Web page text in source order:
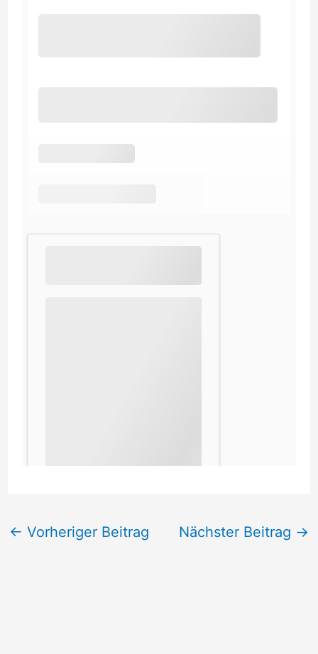
← Vorheriger Beitrag Nächster Beitrag →